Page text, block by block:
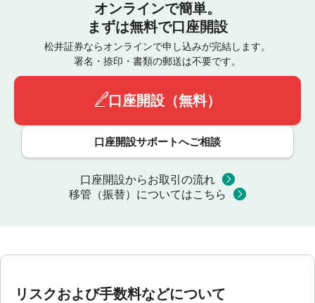
オンラインで簡単。
まずは無料で口座開設
松井証券ならオンラインで申し込みが完結します。
署名・捺印・書類の郵送は不要です。
口座開設（無料）
口座開設サポートへご相談
口座開設からお取引の流れ
移管（振替）についてはこちら
リスクおよび手数料などについて